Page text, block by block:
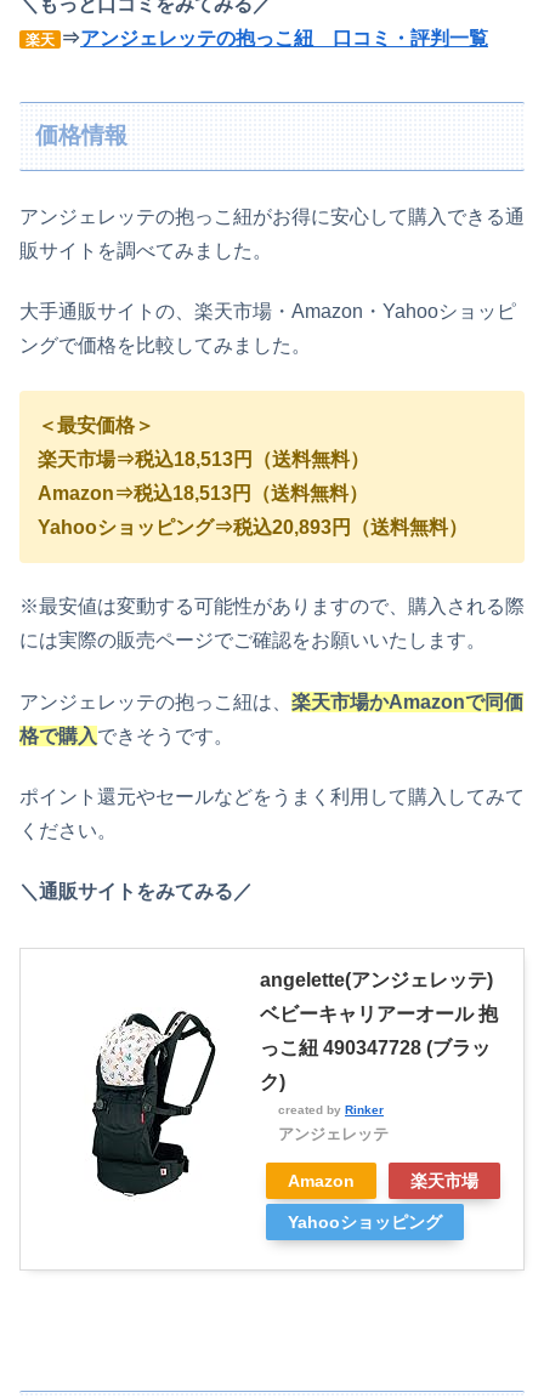
楽天 ⇒アンジェレッテの抱っこ紐 口コミ・評判一覧
価格情報
アンジェレッテの抱っこ紐がお得に安心して購入できる通
販サイトを調べてみました。
大手通販サイトの、楽天市場・Amazon・Yahooショッピ
ングで価格を比較してみました。
＜最安価格＞
楽天市場⇒税込18,513円（送料無料）
Amazon⇒税込18,513円（送料無料）
Yahooショッピング⇒税込20,893円（送料無料）
※最安値は変動する可能性がありますので、購入される際
には実際の販売ページでご確認をお願いいたします。
アンジェレッテの抱っこ紐は、 楽天市場かAmazonで同価
格で購入できそうです。
ポイント還元やセールなどをうまく利用して購入してみて
ください。
＼通販サイトをみてみる／
angelette(アンジェレッテ)
ベビーキャリアーオール 抱
っこ紐 490347728 (ブラッ
ク)
created by Rinker
アンジェレッテ
Amazon 楽天市場
Yahooショッピング